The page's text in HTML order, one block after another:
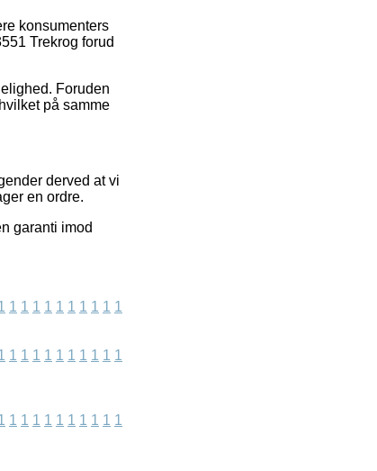
konsumenters
Trekrog forud
Foruden
på samme
derved at vi
en ordre.
garanti imod
1 1 1 1 1 1 1 1 1 1
1 1 1 1 1 1 1 1 1 1
1 1 1 1 1 1 1 1 1 1